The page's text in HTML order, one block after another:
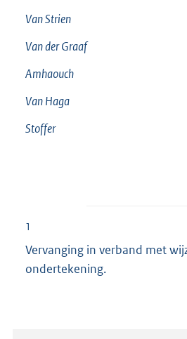
Van Strien
Van der Graaf
Amhaouch
Van Haga
Stoffer
1
Vervanging in verband met
ondertekening.